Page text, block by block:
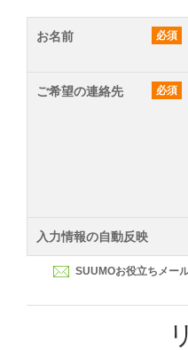
お名前 必須
ご希望の連絡先 必須
入力情報の自動反映
SUUMOお役立ちメー